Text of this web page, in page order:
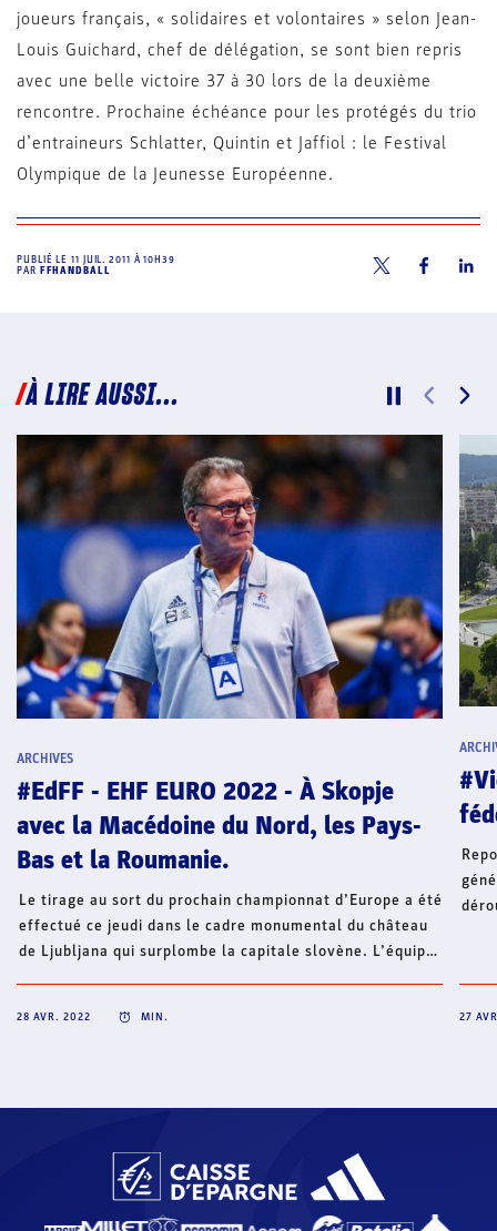
joueurs français, « solidaires et volontaires » selon Jean-
Louis Guichard, chef de délégation, se sont bien repris
avec une belle victoire 37 à 30 lors de la deuxième
rencontre. Prochaine échéance pour les protégés du trio
d’entraineurs Schlatter, Quintin et Jaffiol : le Festival
Olympique de la Jeunesse Européenne.
PUBLIÉ LE11 JUIL. 2011 À 10H39
PAR FFHANDBALL
À LIRE AUSSI...
ARCHIVES
#EdFF - EHF EURO 2022 - À Skopje
avec la Macédoine du Nord, les Pays-
Bas et la Roumanie.
Le tirage au sort du prochain championnat d’Europe a été
effectué ce jeudi dans le cadre monumental du château
de Ljubljana qui surplombe la capitale slovène. L’équipe
du Nord, ainsi que les Pays-Bas et la Roumanie.
28 AVR. 2022 MIN. 27